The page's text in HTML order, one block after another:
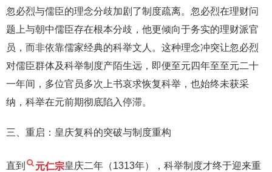
忽必烈与儒臣的理念分歧加剧了制度疏离。忽必烈在理财问
题上与朝中儒臣存在根本分歧，他更倾向于务实的理财派官
员，而非依靠儒家经典的科举文人。这种理念冲突让忽必烈
对儒臣群体及科举制度产陌生远，即便至元四年至至元二十
一年间，多位官员多次上书哀求恢复科举，也始终未获采
纳，科举在元前期彻底陷入停滞。
三、重启：皇庆复科的突破与制度重构
直到 元仁宗皇庆二年（1313年），科举制度才终于迎来重